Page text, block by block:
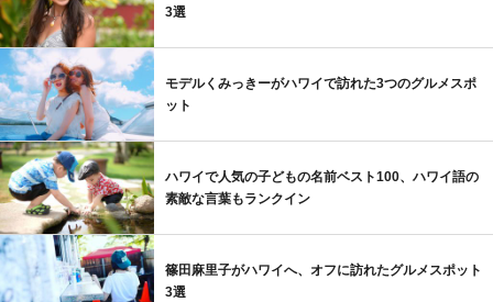
3選
モデルくみっきーがハワイで訪れた3つのグルメスポ
ット
ハワイで人気の子どもの名前ベスト100、ハワイ語の
素敵な言葉もランクイン
篠田麻里子がハワイへ、オフに訪れたグルメスポット
3選